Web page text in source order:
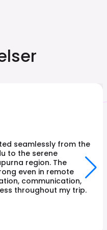
seamlessly from the
to the serene
region. The
even in remote
communication,
throughout my trip.